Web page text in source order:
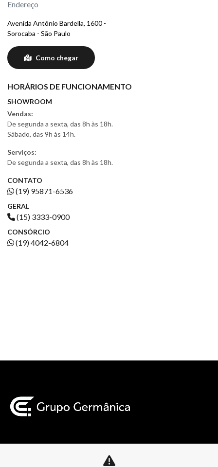
Endereço
Avenida Antônio Bardella, 1600 -
Sorocaba - São Paulo
Como chegar
HORÁRIOS DE FUNCIONAMENTO
SHOWROOM
Vendas:
De segunda a sexta, das 8h às 18h.
Sábado, das 9h às 14h.
Serviços:
De segunda a sexta, das 8h às 18h.
CONTATO
(19) 95871-6536
GERAL
(15) 3333-0900
CONSÓRCIO
(19) 4042-6804